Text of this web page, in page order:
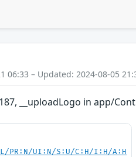
06:33 – Updated: 2024-08-05
__uploadLogo in app/
PR:N/UI:N/S:U/C:H/I:H/A:H